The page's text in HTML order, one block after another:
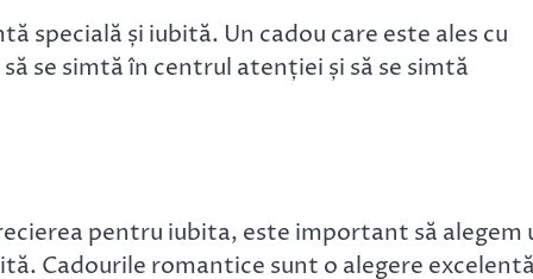
specială și iubită. Un cadou care este ales cu
se simtă în centrul atenției și să se simtă
pentru iubita, este important să alegem
Cadourile romantice sunt o alegere